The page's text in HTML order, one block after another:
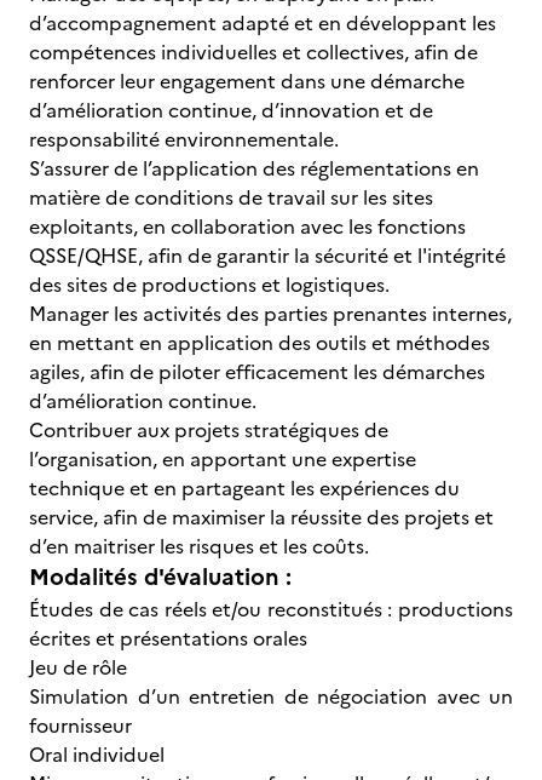
d’accompagnement adapté et en développant les
compétences individuelles et collectives, afin de
renforcer leur engagement dans une démarche
d’amélioration continue, d’innovation et de
responsabilité environnementale.
S’assurer de l’application des réglementations en
matière de conditions de travail sur les sites
exploitants, en collaboration avec les fonctions
QSSE/QHSE, afin de garantir la sécurité et l'intégrité
des sites de productions et logistiques.
Manager les activités des parties prenantes internes,
en mettant en application des outils et méthodes
agiles, afin de piloter efficacement les démarches
d’amélioration continue.
Contribuer aux projets stratégiques de
l’organisation, en apportant une expertise
technique et en partageant les expériences du
service, afin de maximiser la réussite des projets et
d’en maitriser les risques et les coûts.
Modalités d'évaluation :
Études de cas réels et/ou reconstitués : productions
écrites et présentations orales
Jeu de rôle
Simulation d’un entretien de négociation avec un
fournisseur
Oral individuel